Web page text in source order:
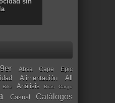
Absa Cape Epic
Alimentación
All
Bike Análisis Bicis Cargo
Casual Catálogos